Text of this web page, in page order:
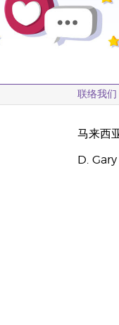
联络我们
马来西
D.